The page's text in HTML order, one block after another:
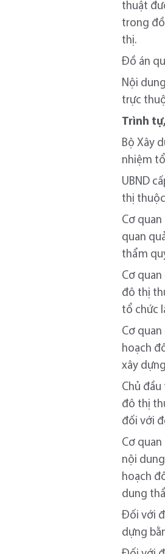
thuật
trong
thị.
Đồ án
Nội
trực
Trình
Bộ Xây
nhiệm
UBND
thị
Cơ
quan
thẩm
Cơ
đô thị
tổ chức
Cơ
hoạch
xây
Chủ
đô thị
đối với
Cơ
nội
hoạch
dung
Đối với
dựng